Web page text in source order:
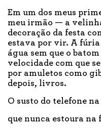
Em um dos meus
meu irmão — a
decoração da festa
estava por vir. A fúria
água sem que o
velocidade com que
por amuletos como
depois, livros.
O susto do telefone
que nunca estoura na